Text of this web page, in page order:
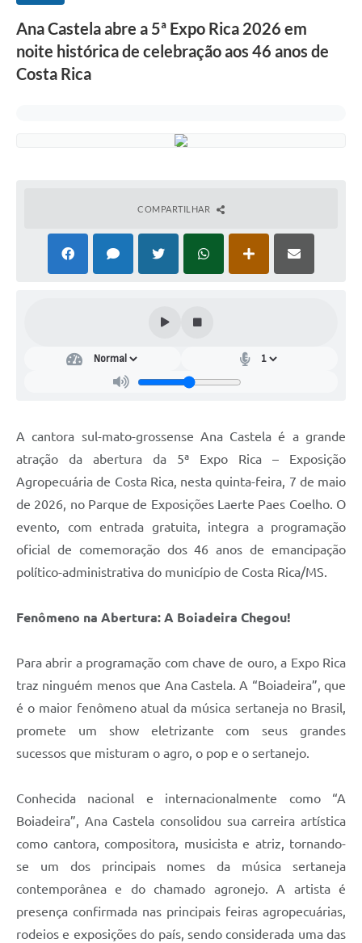
Ana Castela abre a 5ª Expo Rica 2026 em
noite histórica de celebração aos 46 anos de
Costa Rica
COMPARTILHAR
A cantora sul-mato-grossense Ana Castela é a grande
atração da abertura da 5ª Expo Rica – Exposição
Agropecuária de Costa Rica, nesta quinta-feira, 7 de maio
de 2026, no Parque de Exposições Laerte Paes Coelho. O
evento, com entrada gratuita, integra a programação
oficial de comemoração dos 46 anos de emancipação
político-administrativa do município de Costa Rica/MS.
Fenômeno na Abertura: A Boiadeira Chegou!
Para abrir a programação com chave de ouro, a Expo Rica
traz ninguém menos que Ana Castela. A “Boiadeira”, que
é o maior fenômeno atual da música sertaneja no Brasil,
promete um show eletrizante com seus grandes
sucessos que misturam o agro, o pop e o sertanejo.
Conhecida nacional e internacionalmente como “A
Boiadeira”, Ana Castela consolidou sua carreira artística
como cantora, compositora, musicista e atriz, tornando-
se um dos principais nomes da música sertaneja
contemporânea e do chamado agronejo. A artista é
presença confirmada nas principais feiras agropecuárias,
rodeios e exposições do país, sendo considerada uma das